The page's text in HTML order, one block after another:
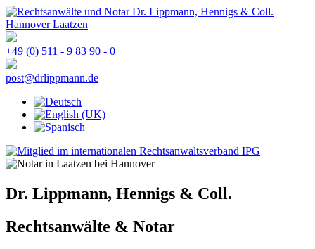
+49 (0) 511 - 9 83 90 - 0
post@drlippmann.de
Dr. Lippmann, Hennigs & Coll.
Rechtsanwälte & Notar